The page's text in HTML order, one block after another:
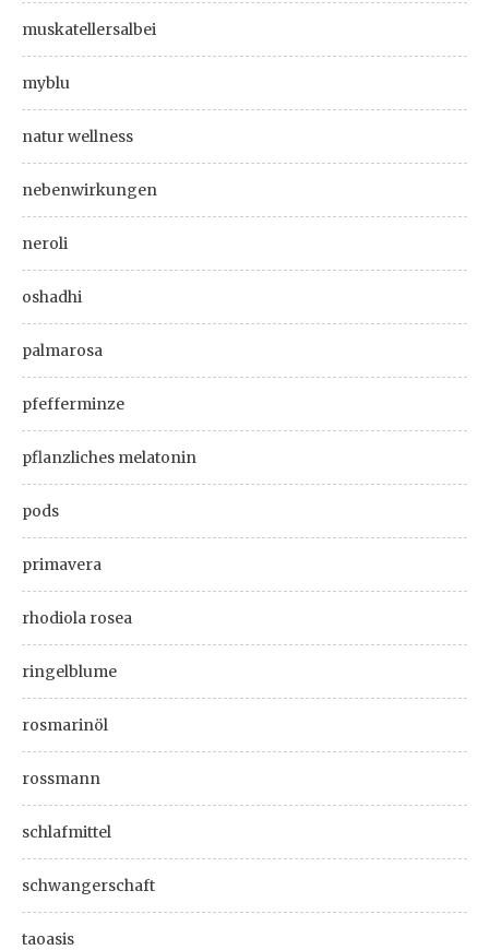
muskatellersalbei
myblu
natur wellness
nebenwirkungen
neroli
oshadhi
palmarosa
pfefferminze
pflanzliches melatonin
pods
primavera
rhodiola rosea
ringelblume
rosmarinöl
rossmann
schlafmittel
schwangerschaft
taoasis